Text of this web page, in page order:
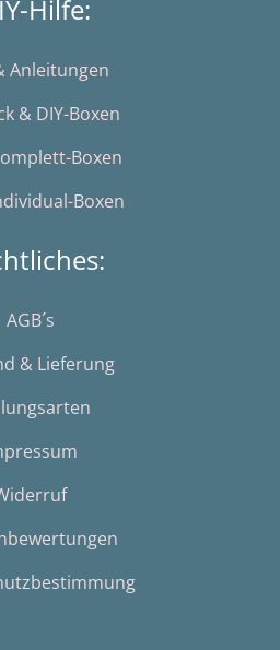
Hilfe:
Anleitungen
& DIY-Boxen
Boxen
Boxen
AGB´s
& Lieferung